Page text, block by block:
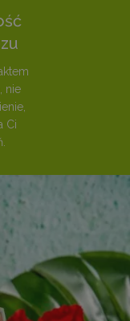
nie
Ci